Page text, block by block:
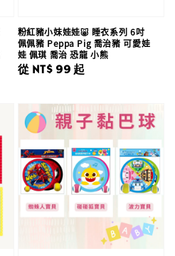
粉紅豬小妹娃娃🐷 睡衣系列 6吋
佩佩豬 Peppa Pig 喬治豬 可愛娃
娃 佩琪 喬治 恐龍 小熊
Regular
從 NT$ 99 起